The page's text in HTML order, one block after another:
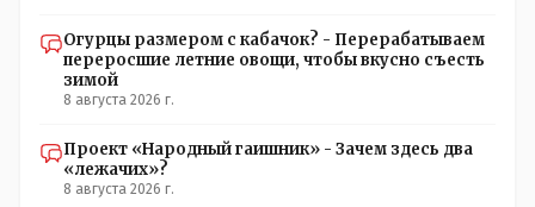
Огурцы размером с кабачок? - Перерабатываем
переросшие летние овощи, чтобы вкусно съесть
зимой
8 августа 2026 г.
Проект «Народный гаишник» - Зачем здесь два
«лежачих»?
8 августа 2026 г.